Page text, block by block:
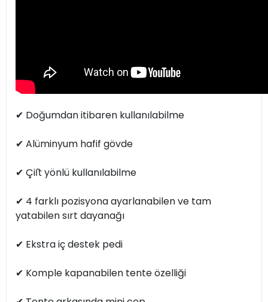
✔︎ Doğumdan itibaren kullanılabilme
✔︎ Alüminyum hafif gövde
✔︎ Çiﬅ yönlü kullanılabilme
✔︎ 4 farklı pozisyona ayarlanabilen ve tam
yatabilen sırt dayanağı
✔︎ Ekstra iç destek pedi
✔︎ Komple kapanabilen tente özelliği